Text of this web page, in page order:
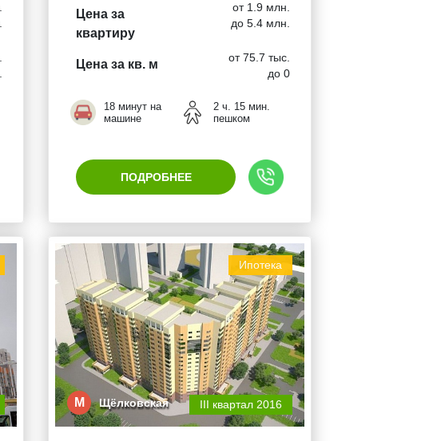
Цена за
квартиру
от 1.9 млн.
до 5.4 млн.
Цена за кв. м
от 75.7 тыс.
до 0
18 минут на
машине
2 ч. 15 мин.
пешком
ПОДРОБНЕЕ
Ипотека
М Щёлковская III квартал 2016